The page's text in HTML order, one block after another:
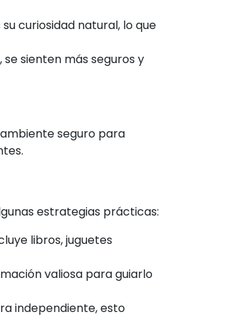
curiosidad natural, lo que
sienten más seguros y
seguro para
estrategias prácticas:
libros, juguetes
valiosa para guiarlo
independiente, esto